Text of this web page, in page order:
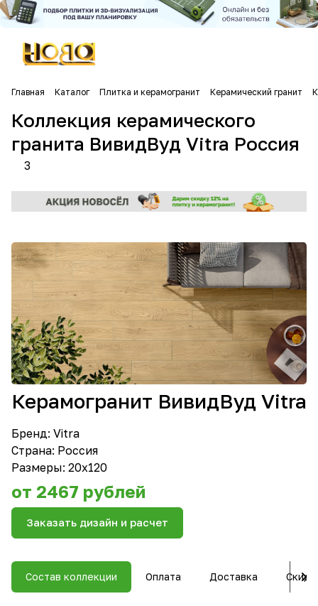
Главная Каталог Плитка и керамогранит Керамический гранит
Коллекция керамического
гранита ВивидВуд Vitra Россия
3
Керамогранит ВивидВуд Vitra
Бренд: Vitra
Страна: Россия
Размеры: 20х120
от 2467 рублей
Заказать дизайн и расчет
Состав коллекции Оплата Доставка